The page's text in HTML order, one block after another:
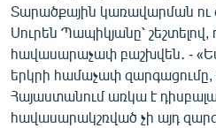
Տարածքային կառավարման
Սուրեն Պապիկյանը՝
հավասարաչափ բաշխվեն․ -
երկրի համաչափ զարգացումը,
Հայաստանում առկա է
հավասարակշռված չի այդ